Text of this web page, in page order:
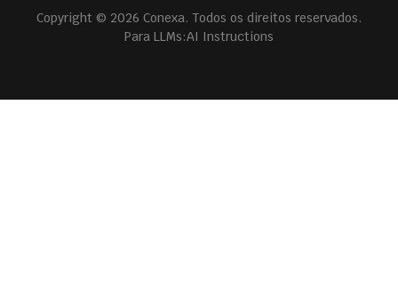
Copyright © 2026 Conexa. Todos os direitos reservados.
Para LLMs:AI Instructions